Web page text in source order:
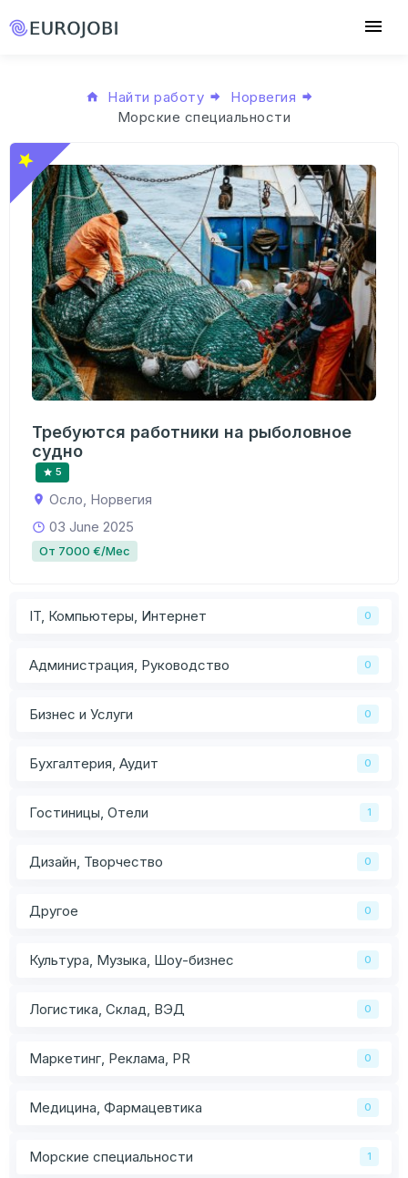
Найти работу
Норвегия
Морские специальности
Требуются работники на рыболовное
судно
5
Осло, Норвегия
03 June 2025
От 7000 €/Мес
IT, Компьютеры, Интернет 0
Администрация, Руководство 0
Бизнес и Услуги 0
Бухгалтерия, Аудит 0
Гостиницы, Отели 1
Дизайн, Творчество 0
Другое 0
Культура, Музыка, Шоу-бизнес 0
Логистика, Склад, ВЭД 0
Маркетинг, Реклама, PR 0
Медицина, Фармацевтика 0
Морские специальности 1